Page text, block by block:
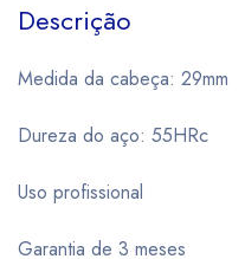
Descrição
Medida da cabeça: 29mm
Dureza do aço: 55HRc
Uso profissional
Garantia de 3 meses